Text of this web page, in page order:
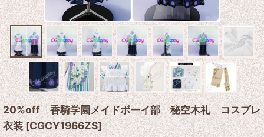
20%off 香騎学園メイドボーイ部 秘空木礼 コスプレ
衣装[CGCY1966ZS]